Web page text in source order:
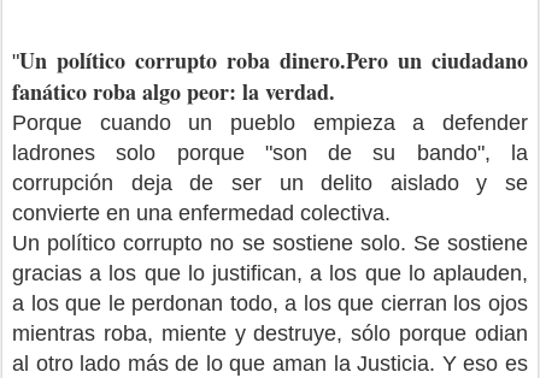
"Un político corrupto roba dinero.Pero un ciudadano
fanático roba algo peor: la verdad.
Porque cuando un pueblo empieza a defender
ladrones solo porque "son de su bando", la
corrupción deja de ser un delito aislado y se
convierte en una enfermedad colectiva.
Un político corrupto no se sostiene solo. Se sostiene
gracias a los que lo justifican, a los que lo aplauden,
a los que le perdonan todo, a los que cierran los ojos
mientras roba, miente y destruye, sólo porque odian
al otro lado más de lo que aman la Justicia. Y eso es